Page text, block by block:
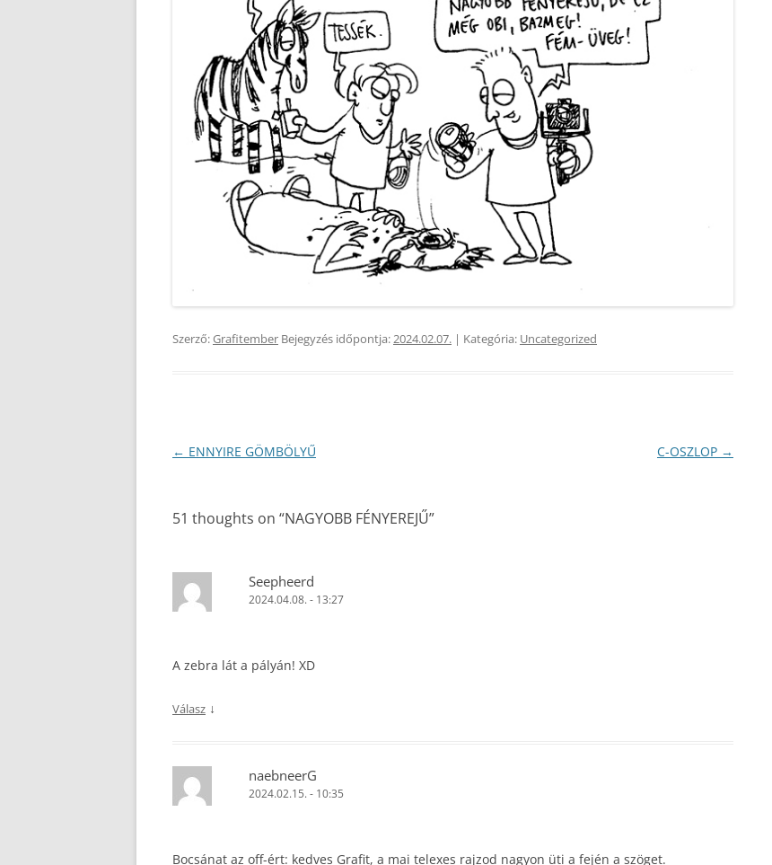
Szerző:Grafitember Bejegyzés időpontja:2024.02.07. | Kategória: Uncategorized
Bejegyzés
← ENNYIRE GÖMBÖLYŰ C-OSZLOP →
51 thoughts on “NAGYOBB FÉNYEREJŰ”
Seepheerd
2024.04.08. - 13:27
A zebra lát a pályán! XD
Válasz ↓
naebneerG
2024.02.15. - 10:35
Bocsánat az off-ért: kedves Grafit, a mai telexes rajzod nagyon üti a fején a szöget.